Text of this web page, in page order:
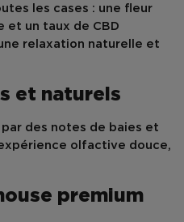
les cases : une fleur
et un taux de CBD
relaxation naturelle et
et naturels
des notes de baies et
expérience olfactive douce,
premium